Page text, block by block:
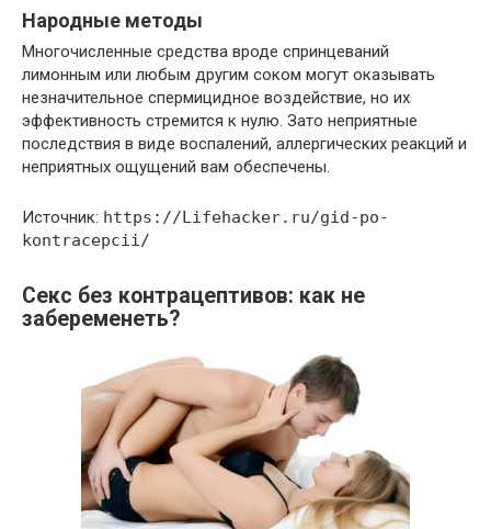
Народные методы
Многочисленные средства вроде спринцеваний
лимонным или любым другим соком могут оказывать
незначительное спермицидное воздействие, но их
эффективность стремится к нулю. Зато неприятные
последствия в виде воспалений, аллергических реакций и
неприятных ощущений вам обеспечены.
Источник: https://Lifehacker.ru/gid-po-
kontracepcii/
Секс без контрацептивов: как не
забеременеть?